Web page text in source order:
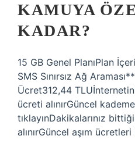
KAMUYA
KADAR?
15 GB Genel PlanıPlan
SMS Sınırsız Ağ
Ücret312,44
ücreti alınırGüncel
tıklayınDakikalarınız
alınırGüncel aşım ücretleri